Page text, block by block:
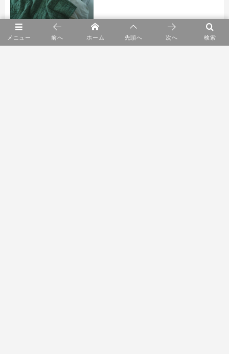
身に纏うもの展 kuhnau.
5
メニュー 検索
前へ ホーム 先頭へ 次へ